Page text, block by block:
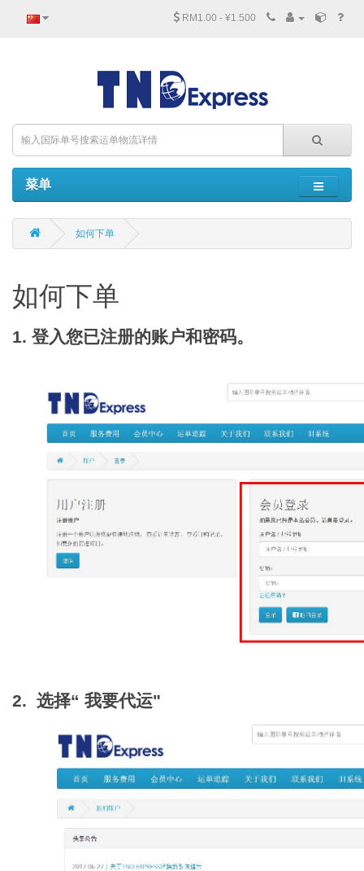
RM1.00 - ¥1.500
菜单
如何下单
如何下单
1. 登入您已注册的账户和密码。
2. 选择“ 我要代运"